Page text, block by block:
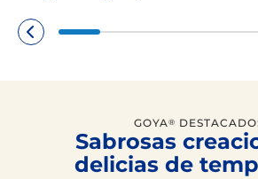
GOYA®
Sabrosas
delicias de